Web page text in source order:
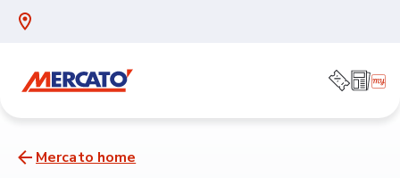
Mercato home